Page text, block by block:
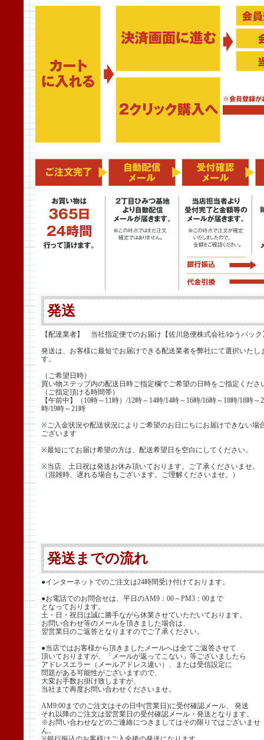
発送
【配達業者】 当社指定便でのお届け【佐川急便株式会社/ゆうパック
発送は、お客様に最短でお届けできる配送業者を弊社にて選択いたし
す。
（ご希望日時）
買い物ステップ内の配送日時ご指定欄でご希望の日時をご指定くださ
（ご指定頂ける時間帯）
【午前中】（10時～11時）/12時～14時/14時～16時/16時～18時/18時～
時/19時～21時
※ご入金状況や配送状況によりご希望のお日にちにお届けできない場
ございます
※最短にてお届け希望の方は、配送希望日を空白にしてください。
※当店、土日祝は発送お休み頂いております。ご了承くださいませ。
（混雑時、遅れる場合もございます。ご理解くださいませ。）
発送までの流れ
●インターネットでのご注文は24時間受け付けております。
●お電話でのお問合せは、平日のAM9：00～PM3：00まで
となっております。
土・日・祝日は誠に勝手ながら休業させていただいております。
お問い合わせ等のメールを頂きました場合は、
翌営業日のご返答となりますのでご了承ください。
●当店ではお客様から頂きましたメールへは全てご返答させて
頂いておりますが、「メールが返ってこない」等ございましたら
アドレスエラー（メールアドレス違い）、または受信設定に
問題がある可能性がございますので、
大変お手数お掛け致しますが、
当社まで再度お問い合わせくださいませ。
AM9:00までのご注文はその日中(営業日)に受付確認メール、 発送
それ以降のご注文は翌営業日の受付確認メール・発送となります。
※お問い合わせなどのご連絡につきましてはその限りではございませ
ん。